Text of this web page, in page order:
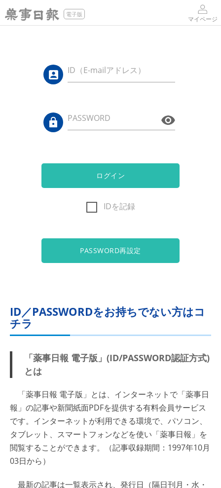
電子版
マイページ
ID（E-mailアドレス）
PASSWORD
ログイン
IDを記録
PASSWORD再設定
ID／PASSWORDをお持ちでない方はコ
チラ
「薬事日報 電子版」(ID/PASSWORD認証方式)
とは
「薬事日報 電子版」とは、インターネットで「薬事日
報」の記事や新聞紙面PDFを提供する有料会員サービス
です。インターネットが利用できる環境で、パソコン、
タブレット、スマートフォンなどを使い「薬事日報」を
閲覧することができます。（記事収録期間：1997年10月
03日から）
最新の記事は一覧表示され、発行日（隔日刊月・水・